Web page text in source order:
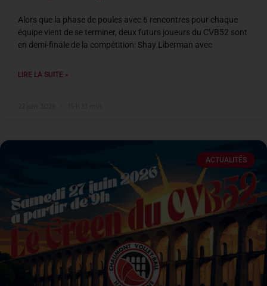
Alors que la phase de poules avec 6 rencontres pour chaque
équipe vient de se terminer, deux futurs joueurs du CVB52 sont
en demi-finale de la compétition: Shay Liberman avec
LIRE LA SUITE »
ACTUALITÉS